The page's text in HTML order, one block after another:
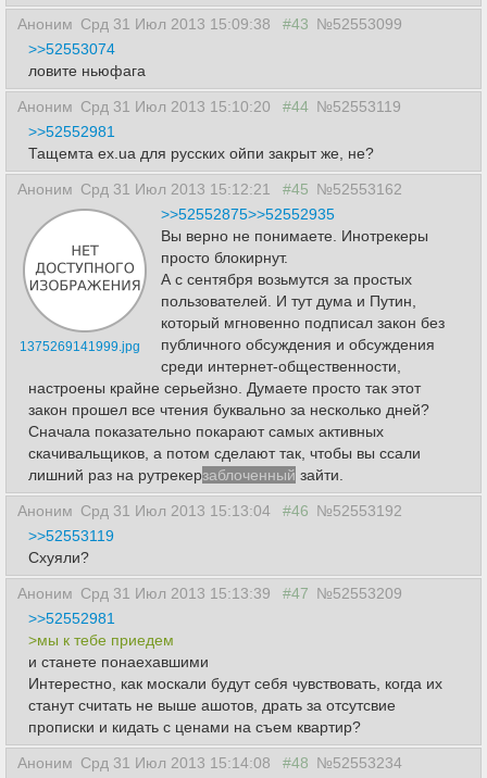
Аноним Срд 31 Июл 2013 15:09:38 #43 №52553099
>>52553074
ловите ньюфага
Аноним Срд 31 Июл 2013 15:10:20 #44 №52553119
>>52552981
Тащемта ex.ua для русских ойпи закрыт же, не?
Аноним Срд 31 Июл 2013 15:12:21 #45 №52553162
1375269141999.jpg
>>52552875>>52552935
Вы верно не понимаете. Инотрекеры
просто блокирнут.
А с сентября возьмутся за простых
пользователей. И тут дума и Путин,
который мгновенно подписал закон без
публичного обсуждения и обсуждения
среди интернет-общественности,
настроены крайне серьейзно. Думаете просто так этот
закон прошел все чтения буквально за несколько дней?
Сначала показательно покарают самых активных
скачивальщиков, а потом сделают так, чтобы вы ссали
лишний раз на рутрекерзаблоченный зайти.
Аноним Срд 31 Июл 2013 15:13:04 #46 №52553192
>>52553119
Схуяли?
Аноним Срд 31 Июл 2013 15:13:39 #47 №52553209
>>52552981
>мы к тебе приедем
и станете понаехавшими
Интерестно, как москали будут себя чувствовать, когда их
станут считать не выше ашотов, драть за отсутсвие
прописки и кидать с ценами на съем квартир?
Аноним Срд 31 Июл 2013 15:14:08 #48 №52553234